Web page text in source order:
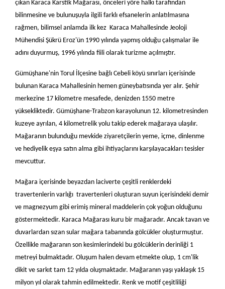
çıkan Karaca Karstik Mağarası, önceleri yöre halkı tarafından
bilinmesine ve bulunuşuyla ilgili farklı efsanelerin anlatılmasına
rağmen, bilimsel anlamda ilk kez Karaca Mahallesinde Jeoloji
Mühendisi Şükrü Eroz'ün 1990 yılında yapmış olduğu çalışmalar ile
adını duyurmuş, 1996 yılında fiili olarak turizme açılmıştır.
Gümüşhane'nin Torul İlçesine bağlı Cebeli köyü sınırları içerisinde
bulunan Karaca Mahallesinin hemen güneybatısında yer alır. Şehir
merkezine 17 kilometre mesafede, denizden 1550 metre
yüksekliktedir. Gümüşhane-Trabzon karayolunun 12. kilometresinden
kuzeye ayrılan, 4 kilometrelik yolu takip ederek mağaraya ulaşılır.
Mağaranın bulunduğu mevkide ziyaretçilerin yeme, içme, dinlenme
ve hediyelik eşya satın alma gibi ihtiyaçlarını karşılayacakları tesisler
mevcuttur.
Mağara içerisinde beyazdan laciverte çeşitli renklerdeki
travertenlerin varlığı travertenleri oluşturan suyun içerisindeki demir
ve magnezyum gibi erimiş mineral maddelerin çok yoğun olduğunu
göstermektedir. Karaca Mağarası kuru bir mağaradır. Ancak tavan ve
duvarlardan sızan sular mağara tabanında gölcükler oluşturmuştur.
Özellikle mağaranın son kesimlerindeki bu gölcüklerin derinliği 1
metreyi bulmaktadır. Oluşum halen devam etmekte olup, 1 cm'lik
dikit ve sarkıt tam 12 yılda oluşmaktadır. Mağaranın yaşı yaklaşık 15
milyon yıl olarak tahmin edilmektedir. Renk ve motif çeşitliliği